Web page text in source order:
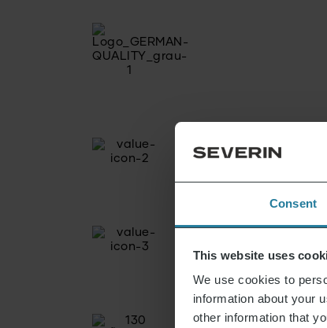
Consent
This website uses
We use cookies to
information about your
other information that